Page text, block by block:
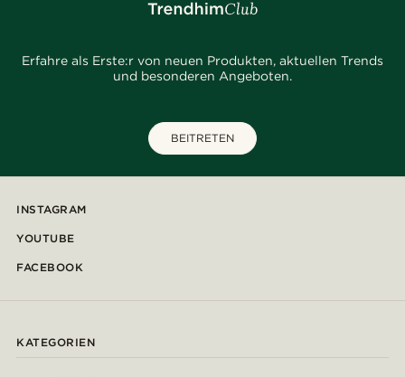
Erfahre als Erste:r von neuen Produkten, aktuellen Trends
und besonderen Angeboten.
BEITRETEN
INSTAGRAM
YOUTUBE
FACEBOOK
KATEGORIEN